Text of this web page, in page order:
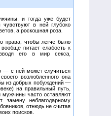
и тогда уже будет
в ней глубоко
а роскошная роза.
нрава, чтобы легче было
питает слабость к
его в мир секса,
— с ней может случиться
возлюбленного она
из добрых побуждений —
на правильный путь,
мужчины часто оставляют
неблагодарному
отнюдь не считая
поисков.